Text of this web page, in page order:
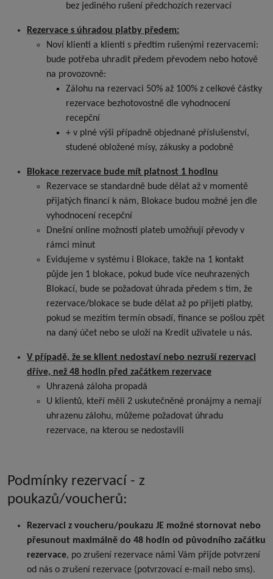
bez jediného rušení předchozích rezervací
Rezervace s úhradou platby předem:
Noví klienti a klienti s předtím rušenými rezervacemi:
bude potřeba uhradit předem převodem nebo hotově
na provozovně:
Zálohu na rezervaci 50% až 100% z celkové částky
rezervace bezhotovostně dle vyhodnocení
recepční
+ v plné výši případně objednané příslušenství,
studené obložené mísy, zákusky a podobně
Blokace rezervace bude mít platnost 1 hodinu
Rezervace se standardně bude dělat až v momentě
přijatých financí k nám, Blokace budou možné jen dle
vyhodnocení recepční
Dnešní online možnosti plateb umožňují převody v
rámci minut
Evidujeme v systému i Blokace, takže na 1 kontakt
půjde jen 1 blokace, pokud bude více neuhrazených
Blokací, bude se požadovat úhrada předem s tím, že
rezervace/blokace se bude dělat až po přijetí platby,
pokud se mezitím termín obsadí, finance se pošlou zpět
na daný účet nebo se uloží na Kredit uživatele u nás.
V případě, že se klient nedostaví nebo nezruší rezervaci
dříve, než 48 hodin před začátkem rezervace
Uhrazená záloha propadá
U klientů, kteří měli 2 uskutečněné pronájmy a nemají
uhrazenu zálohu, můžeme požadovat úhradu
rezervace, na kterou se nedostavili
Podmínky rezervací - z
poukazů/voucherů:
Rezervaci z voucheru/poukazu JE možné stornovat nebo
přesunout maximálně do 48 hodin od původního začátku
rezervace, po zrušení rezervace námi Vám přijde potvrzení
od nás o zrušení rezervace (potvrzovací e-mail nebo sms).